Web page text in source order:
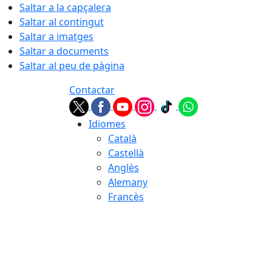
Saltar a la capçalera
Saltar al contingut
Saltar a imatges
Saltar a documents
Saltar al peu de pàgina
Contactar
Idiomes
Català
Castellà
Anglès
Alemany
Francès